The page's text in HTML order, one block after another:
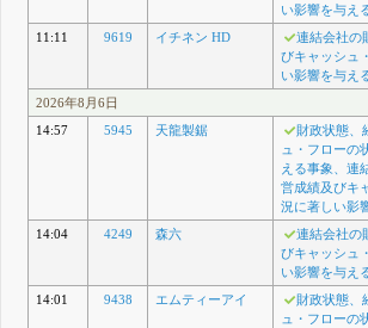
い影響を与え
11:11
9619 イチネン HD
連結会社の
びキャッシュ
い影響を与え
2026年8月6日
14:57
5945 天龍製鋸
財政状態、
ュ・フローの
える事象、連
営成績及びキ
況に著しい影
14:04
4249 森六
連結会社の
びキャッシュ
い影響を与え
14:01
9438 エムティーアイ
財政状態、
ュ・フローの